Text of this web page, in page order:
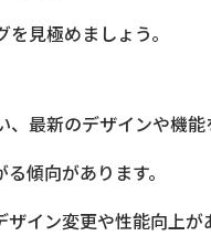
見極めましょう。
最新のデザインや機能
傾向があります。
イン変更や性能向上